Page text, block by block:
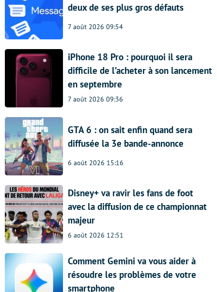
deux de ses plus gros défauts
7 août 2026 09:54
iPhone 18 Pro : pourquoi il sera
difficile de l’acheter à son lancement
en septembre
7 août 2026 09:36
GTA 6 : on sait enfin quand sera
diffusée la 3e bande-annonce
6 août 2026 15:16
Disney+ va ravir les fans de foot
avec la diffusion de ce championnat
majeur
6 août 2026 12:51
Comment Gemini va vous aider à
résoudre les problèmes de votre
smartphone